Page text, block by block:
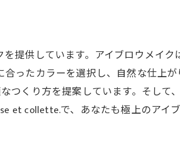
提供しています。アイブロウメイク
ったカラーを選択し、自然な仕上
つくり方を提案しています。そして
et collette.で、あなたも極上のアイ